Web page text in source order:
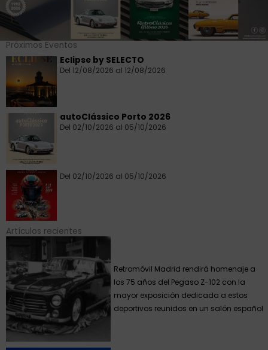
Próximos Eventos
Eclipse by SELECTO
Del 12/08/2026 al 12/08/2026
autoClássico Porto 2026
Del 02/10/2026 al 05/10/2026
Del 02/10/2026 al 05/10/2026
Artículos recientes
Retromóvil Madrid rendirá homenaje a
los 75 años del Pegaso Z-102 con la
mayor exposición dedicada a estos
deportivos reunidos en un salón español